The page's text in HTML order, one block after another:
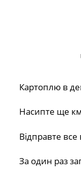
Картоплю в
Насипте ще
Відправте
За один раз